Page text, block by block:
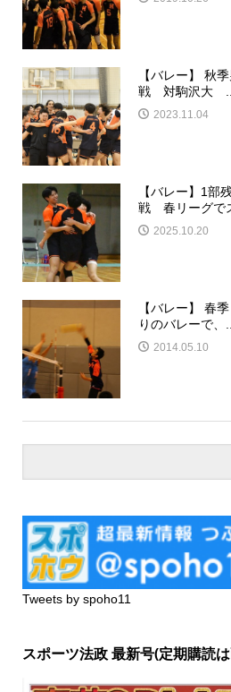
【バレー】 秋
戦 対駒沢大 ...
2023.11.04
【バレー】1部
戦 春リーグで
2025.10.20
【バレー】
りのバレーで、...
2014.05.10
Tweets by spoho11
スポーツ法政 最新号(定期購読